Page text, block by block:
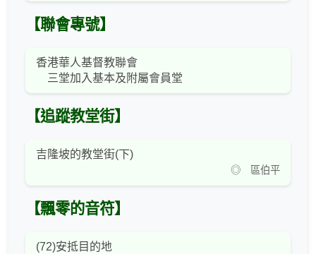
【聯會專號】
香港華人基督教聯會
三堂加入基本及附屬會員堂
【追蹤教堂街】
吉隆坡的教堂街(下)
◎ 區伯平
【飄零的音符】
(72)安抵目的地